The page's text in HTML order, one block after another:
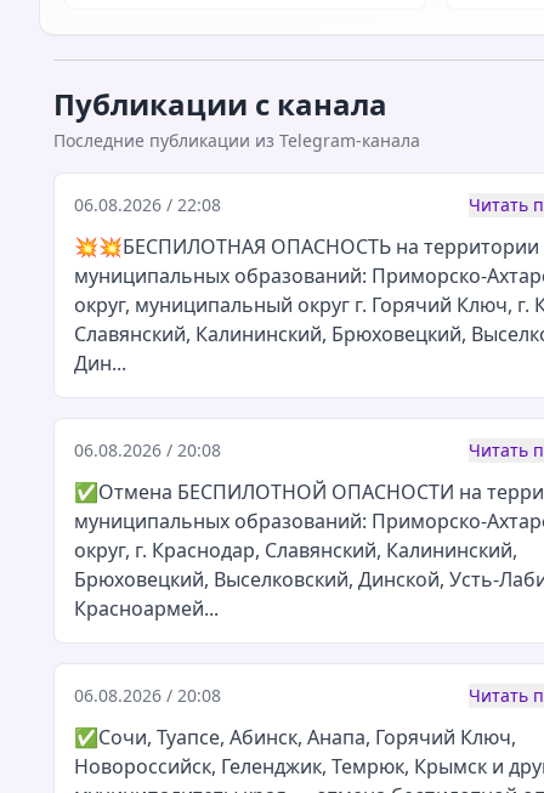
Публикации с канала
Последние публикации из Telegram-канала
06.08.2026 / 22:08 Читать
💥💥БЕСПИЛОТНАЯ ОПАСНОСТЬ на территории
муниципальных образований: Приморско-
округ, муниципальный округ г. Горячий Ключ, г.
Славянский, Калининский, Брюховецкий,
Дин...
06.08.2026 / 20:08 Читать
✅Отмена БЕСПИЛОТНОЙ ОПАСНОСТИ на
муниципальных образований: Приморско-
округ, г. Краснодар, Славянский, Калининский,
Брюховецкий, Выселковский, Динской, Усть-
Красноармей...
06.08.2026 / 20:08 Читать
✅Сочи, Туапсе, Абинск, Анапа, Горячий Ключ,
Новороссийск, Геленджик, Темрюк, Крымск и